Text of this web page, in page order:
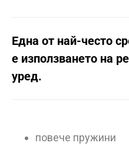
Една от най-често
е използването на
уред.
повече пружини